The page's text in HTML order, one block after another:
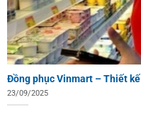
Đồng phục Vinmart – Thiết
23/09/2025